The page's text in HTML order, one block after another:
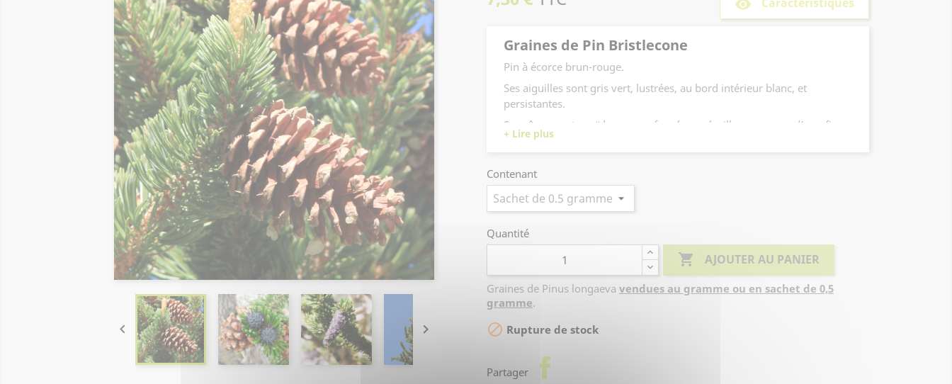
 
remove_red_eye
Graines de Pin Bristlecone
Pin à écorce brun-rouge.
Ses aiguilles sont gris vert, lustrées, au bord intérieur blanc, et
persistantes.
Ses cônes sont ovoïdes, rouge foncé, aux écailles pourvues d'une fine
épine.
Contenant
Quantité
 AJOUTER AU PANIER
Graines de Pinus longaeva vendues au gramme ou en sachet de 0,5
gramme.
 Rupture de stock
Partager facebook